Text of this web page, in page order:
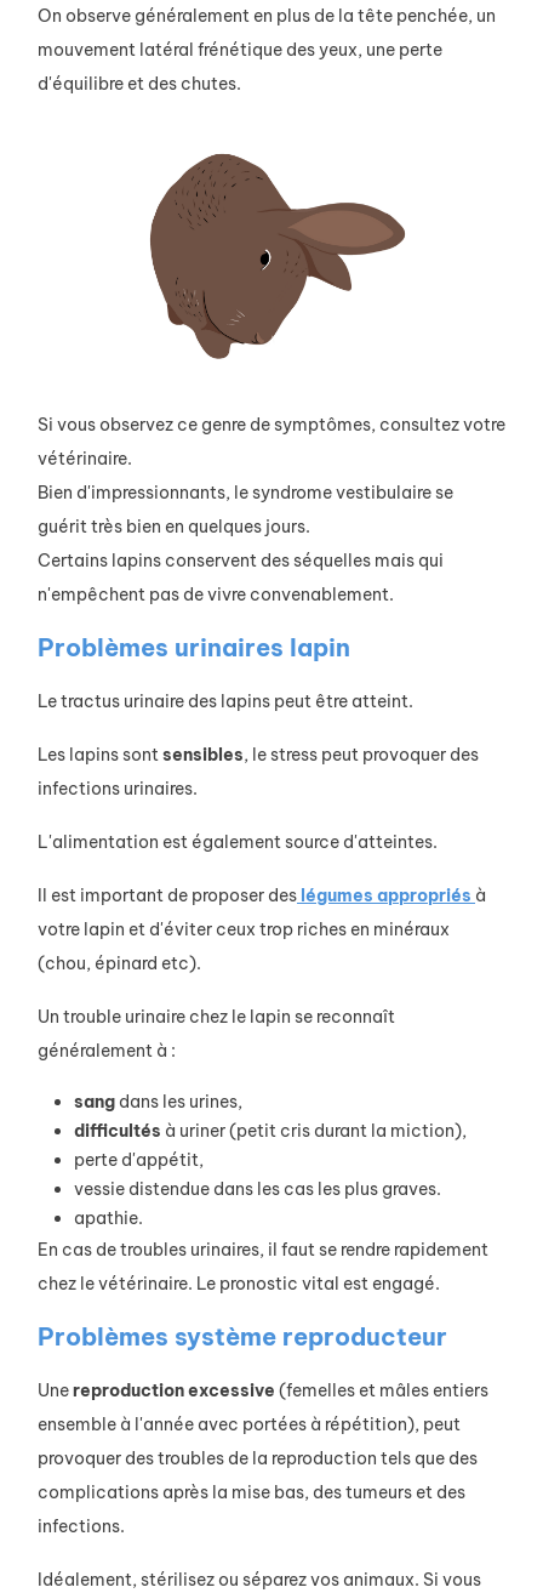
On observe généralement en plus de la tête penchée, un
mouvement latéral frénétique des yeux, une perte
d'équilibre et des chutes.
Si vous observez ce genre de symptômes, consultez votre
vétérinaire.
Bien d'impressionnants, le syndrome vestibulaire se
guérit très bien en quelques jours.
Certains lapins conservent des séquelles mais qui
n'empêchent pas de vivre convenablement.
Problèmes urinaires lapin
Le tractus urinaire des lapins peut être atteint.
Les lapins sontsensibles, le stress peut provoquer des
infections urinaires.
L'alimentation est également source d'atteintes.
Il est important de proposer des légumes appropriés à
votre lapin et d'éviter ceux trop riches en minéraux
(chou, épinard etc).
Un trouble urinaire chez le lapin se reconnaît
généralement à :
sang dans les urines,
difficultés à uriner (petit cris durant la miction),
perte d'appétit,
vessie distendue dans les cas les plus graves.
apathie.
En cas de troubles urinaires, il faut se rendre rapidement
chez le vétérinaire. Le pronostic vital est engagé.
Problèmes système reproducteur
Unereproductionexcessive (femelles et mâles entiers
ensemble à l'année avec portées à répétition), peut
provoquer des troubles de la reproduction tels que des
complications après la mise bas, des tumeurs et des
infections.
Idéalement, stérilisez ou séparez vos animaux. Si vous